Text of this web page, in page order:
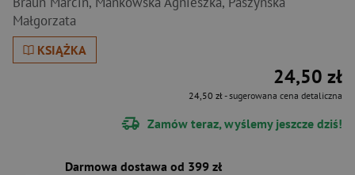
Małgorzata
KSIĄŻKA
24,50 zł
24,50 zł- sugerowana cena detaliczna
Zamów teraz, wyślemy jeszcze dziś!
Darmowa dostawa od 399 zł